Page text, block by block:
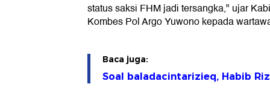
status saksi FHM jadi tersangka," ujar
Kombes Pol Argo Yuwono kepada
Baca juga:
Soal baladacintarizieq, Habib